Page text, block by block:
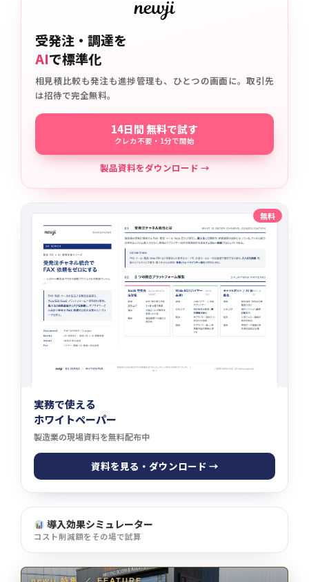
受発注・調達を
AIで標準化
相見積比較も発注も進捗管理も、ひとつの画面に。取引先
は招待で完全無料。
14日間 無料で試す
クレカ不要・1分で開始
製品資料をダウンロード →
無料
実務で使える
ホワイトペーパー
製造業の現場資料を無料配布中
資料を見る・ダウンロード →
導入効果シミュレーター
コスト削減額をその場で試算